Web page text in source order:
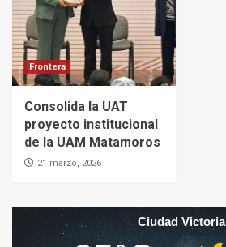
Frontera
Consolida la UAT
proyecto institucional
de la UAM Matamoros
21 marzo, 2026
Ciudad Victoria